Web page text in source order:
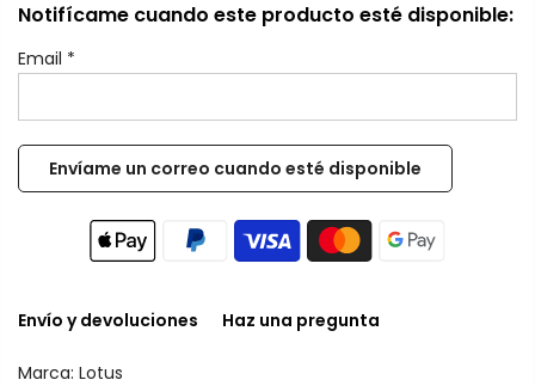
Notifícame cuando este producto esté disponible:
Email *
Envío y devoluciones Haz una pregunta
Marca: Lotus